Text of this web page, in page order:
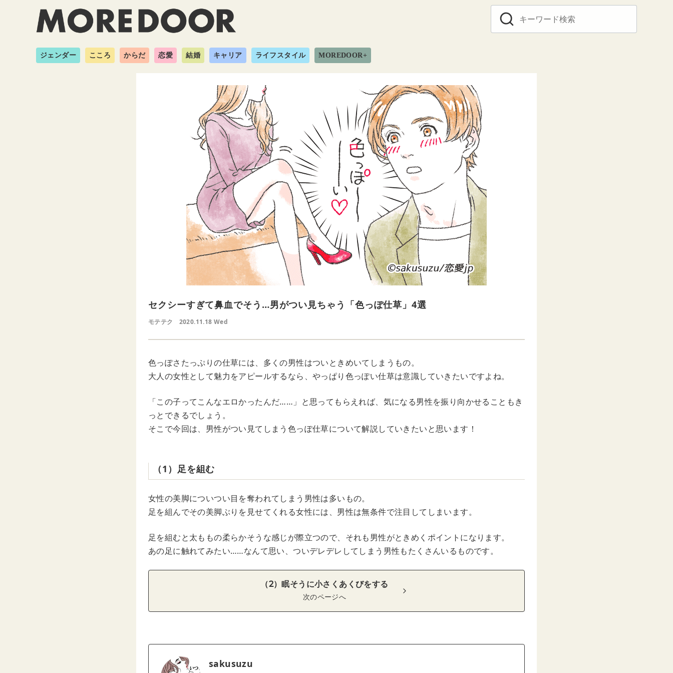
ジェンダー こころ からだ 恋愛 結婚 キャリア ライフスタイル MOREDOOR+
セクシーすぎて鼻血でそう…男がつい見ちゃう「色っぽ仕草」4選
モテテク 2020.11.18 Wed
色っぽさたっぷりの仕草には、多くの男性はついときめいてしまうもの。
大人の女性として魅力をアピールするなら、やっぱり色っぽい仕草は意識していきたいですよね。
「この子ってこんなエロかったんだ……」と思ってもらえれば、気になる男性を振り向かせることもき
っとできるでしょう。
そこで今回は、男性がつい見てしまう色っぽ仕草について解説していきたいと思います！
（1）足を組む
女性の美脚についつい目を奪われてしまう男性は多いもの。
足を組んでその美脚ぶりを見せてくれる女性には、男性は無条件で注目してしまいます。
足を組むと太ももの柔らかそうな感じが際立つので、それも男性がときめくポイントになります。
あの足に触れてみたい……なんて思い、ついデレデレしてしまう男性もたくさんいるものです。
（2）眠そうに小さくあくびをする
次のページへ
sakusuzu